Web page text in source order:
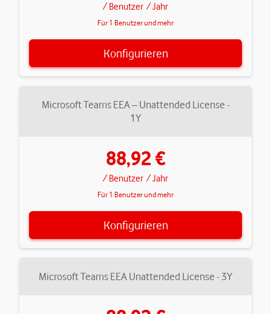
/ Benutzer / Jahr
Für 1 Benutzer und mehr
Konfigurieren
Microsoft Teams EEA – Unattended License -
1Y
88,92 €
/ Benutzer / Jahr
Für 1 Benutzer und mehr
Konfigurieren
Microsoft Teams EEA Unattended License - 3Y